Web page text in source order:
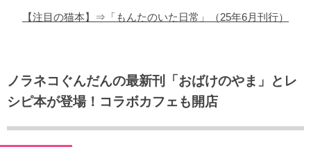
【注目の猫本】⇒「もんたのいた日常」（25年6月刊行）
ノラネコぐんだんの最新刊「おばけのやま」とレ
シピ本が登場！コラボカフェも開店
猫のゲーム・アプリ
猫のフリー写真素材